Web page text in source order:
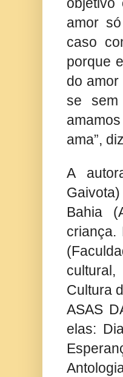
amor
caso
porque
do amor
se
ama”,
A
Bahia
criança.
Cultura
ASAS
elas: